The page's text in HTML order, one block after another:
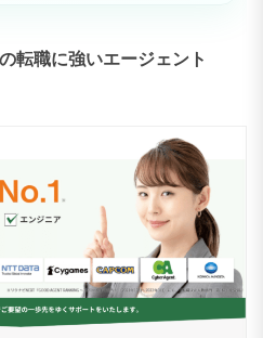
転職に強いエージェント